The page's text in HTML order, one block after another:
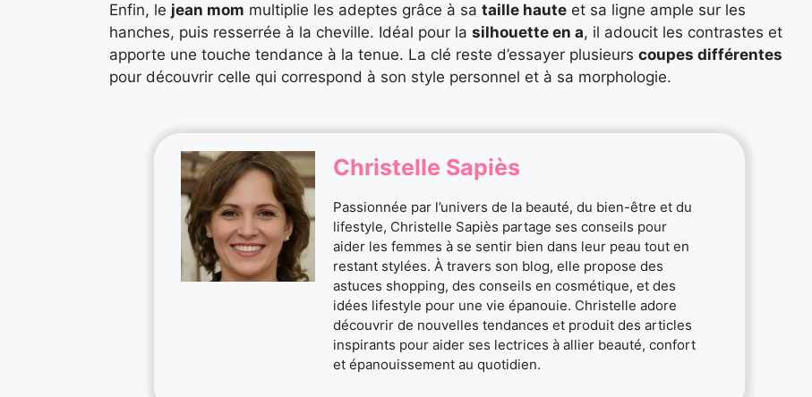
Enfin, le jean mom multiplie les adeptes grâce à sa taille haute et sa ligne ample sur les
hanches, puis resserrée à la cheville. Idéal pour la silhouette en a, il adoucit les contrastes et
apporte une touche tendance à la tenue. La clé reste d’essayer plusieurs coupes différentes
pour découvrir celle qui correspond à son style personnel et à sa morphologie.
Christelle Sapiès
Passionnée par l’univers de la beauté, du bien-être et du
lifestyle, Christelle Sapiès partage ses conseils pour
aider les femmes à se sentir bien dans leur peau tout en
restant stylées. À travers son blog, elle propose des
astuces shopping, des conseils en cosmétique, et des
idées lifestyle pour une vie épanouie. Christelle adore
découvrir de nouvelles tendances et produit des articles
inspirants pour aider ses lectrices à allier beauté, confort
et épanouissement au quotidien.